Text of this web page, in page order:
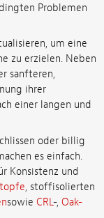
Problemen
um eine
zu erzielen. Neben
sanfteren,
ihrer
einer langen und
oder billig
es einfach.
Konsistenz und
, stoffisolierten
sowie CRL-, Oak-